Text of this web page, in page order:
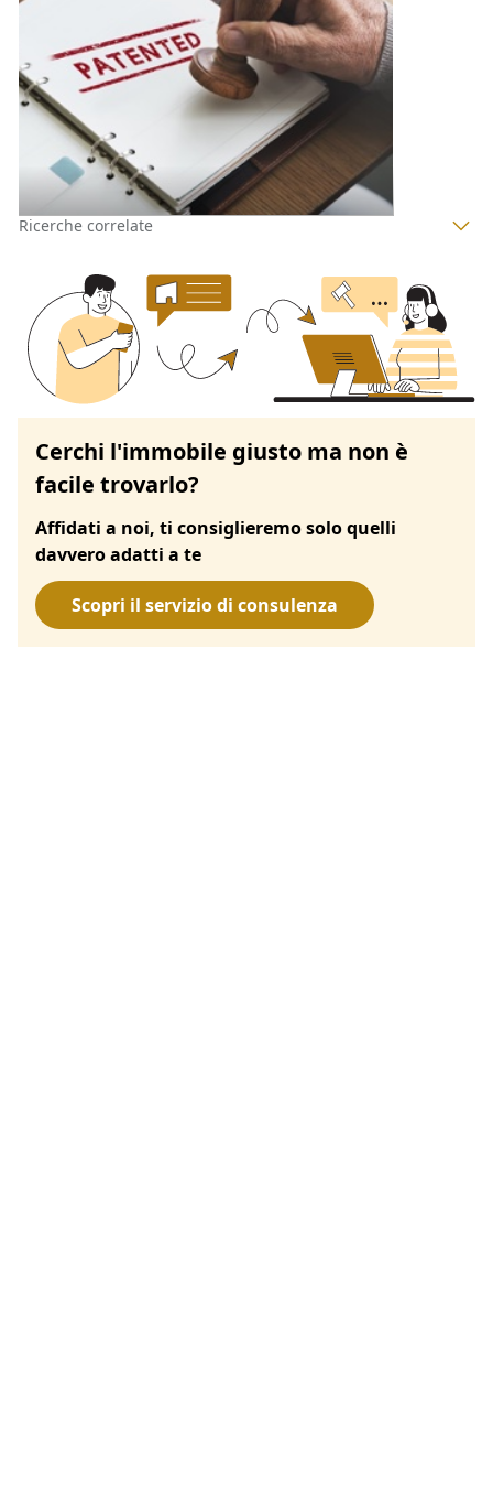
Codice asta:a9d09cb8
Asta chiusa
3 4
Ricerche correlate
Cerchi l'immobile giusto ma non è
facile trovarlo?
Affidati a noi, ti consiglieremo solo quelli
davvero adatti a te
Scopri il servizio di consulenza